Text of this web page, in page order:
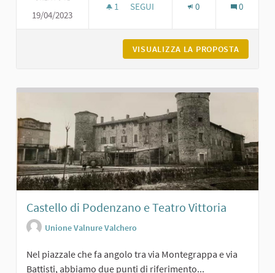
19/04/2023
1 1 SOSTENITORI
SEGUI 0 0
VISUALIZZA LA PROPOSTA
Castello di Podenzano e Teatro Vittoria
Unione Valnure Valchero
Nel piazzale che fa angolo tra via Montegrappa e via
Battisti, abbiamo due punti di riferimento...